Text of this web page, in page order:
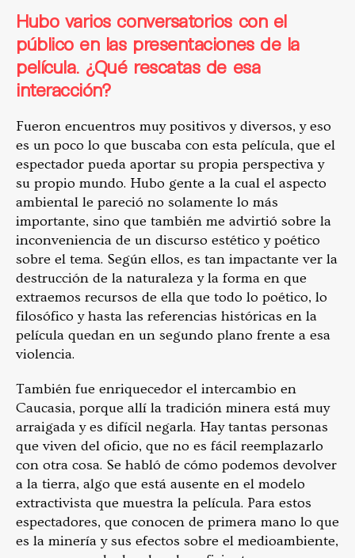
Hubo varios conversatorios con el
público en las presentaciones de la
película. ¿Qué rescatas de esa
interacción?
Fueron encuentros muy positivos y diversos, y eso
es un poco lo que buscaba con esta película, que el
espectador pueda aportar su propia perspectiva y
su propio mundo. Hubo gente a la cual el aspecto
ambiental le pareció no solamente lo más
importante, sino que también me advirtió sobre la
inconveniencia de un discurso estético y poético
sobre el tema. Según ellos, es tan impactante ver la
destrucción de la naturaleza y la forma en que
extraemos recursos de ella que todo lo poético, lo
filosófico y hasta las referencias históricas en la
película quedan en un segundo plano frente a esa
violencia.
También fue enriquecedor el intercambio en
Caucasia, porque allí la tradición minera está muy
arraigada y es difícil negarla. Hay tantas personas
que viven del oficio, que no es fácil reemplazarlo
con otra cosa. Se habló de cómo podemos devolver
a la tierra, algo que está ausente en el modelo
extractivista que muestra la película. Para estos
espectadores, que conocen de primera mano lo que
es la minería y sus efectos sobre el medioambiente,